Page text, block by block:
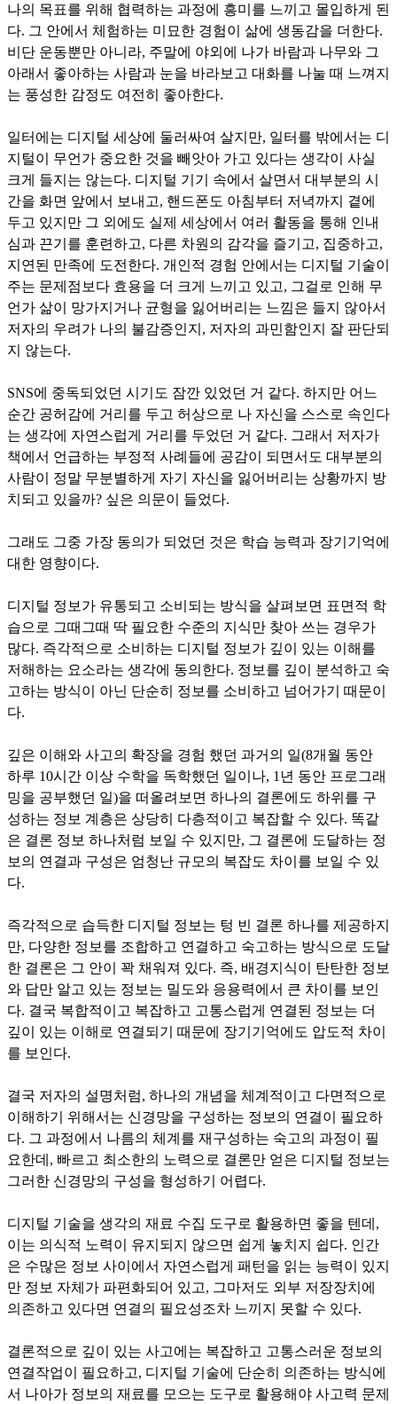
나의 목표를 위해 협력하는 과정에 흥미를 느끼고 몰입하게 된
다. 그 안에서 체험하는 미묘한 경험이 삶에 생동감을 더한다.
비단 운동뿐만 아니라, 주말에 야외에 나가 바람과 나무와 그
아래서 좋아하는 사람과 눈을 바라보고 대화를 나눌 때 느껴지
는 풍성한 감정도 여전히 좋아한다.
일터에는 디지털 세상에 둘러싸여 살지만, 일터를 밖에서는 디
지털이 무언가 중요한 것을 빼앗아 가고 있다는 생각이 사실
크게 들지는 않는다. 디지털 기기 속에서 살면서 대부분의 시
간을 화면 앞에서 보내고, 핸드폰도 아침부터 저녁까지 곁에
두고 있지만 그 외에도 실제 세상에서 여러 활동을 통해 인내
심과 끈기를 훈련하고, 다른 차원의 감각을 즐기고, 집중하고,
지연된 만족에 도전한다. 개인적 경험 안에서는 디지털 기술이
주는 문제점보다 효용을 더 크게 느끼고 있고, 그걸로 인해 무
언가 삶이 망가지거나 균형을 잃어버리는 느낌은 들지 않아서
저자의 우려가 나의 불감증인지, 저자의 과민함인지 잘 판단되
지 않는다.
SNS에 중독되었던 시기도 잠깐 있었던 거 같다. 하지만 어느
순간 공허감에 거리를 두고 허상으로 나 자신을 스스로 속인다
는 생각에 자연스럽게 거리를 두었던 거 같다. 그래서 저자가
책에서 언급하는 부정적 사례들에 공감이 되면서도 대부분의
사람이 정말 무분별하게 자기 자신을 잃어버리는 상황까지 방
치되고 있을까? 싶은 의문이 들었다.
그래도 그중 가장 동의가 되었던 것은 학습 능력과 장기기억에
대한 영향이다.
디지털 정보가 유통되고 소비되는 방식을 살펴보면 표면적 학
습으로 그때그때 딱 필요한 수준의 지식만 찾아 쓰는 경우가
많다. 즉각적으로 소비하는 디지털 정보가 깊이 있는 이해를
저해하는 요소라는 생각에 동의한다. 정보를 깊이 분석하고 숙
고하는 방식이 아닌 단순히 정보를 소비하고 넘어가기 때문이
다.
깊은 이해와 사고의 확장을 경험 했던 과거의 일(8개월 동안
하루 10시간 이상 수학을 독학했던 일이나, 1년 동안 프로그래
밍을 공부했던 일)을 떠올려보면 하나의 결론에도 하위를 구
성하는 정보 계층은 상당히 다층적이고 복잡할 수 있다. 똑같
은 결론 정보 하나처럼 보일 수 있지만, 그 결론에 도달하는 정
보의 연결과 구성은 엄청난 규모의 복잡도 차이를 보일 수 있
다.
즉각적으로 습득한 디지털 정보는 텅 빈 결론 하나를 제공하지
만, 다양한 정보를 조합하고 연결하고 숙고하는 방식으로 도달
한 결론은 그 안이 꽉 채워져 있다. 즉, 배경지식이 탄탄한 정보
와 답만 알고 있는 정보는 밀도와 응용력에서 큰 차이를 보인
다. 결국 복합적이고 복잡하고 고통스럽게 연결된 정보는 더
깊이 있는 이해로 연결되기 때문에 장기기억에도 압도적 차이
를 보인다.
결국 저자의 설명처럼, 하나의 개념을 체계적이고 다면적으로
이해하기 위해서는 신경망을 구성하는 정보의 연결이 필요하
다. 그 과정에서 나름의 체계를 재구성하는 숙고의 과정이 필
요한데, 빠르고 최소한의 노력으로 결론만 얻은 디지털 정보는
그러한 신경망의 구성을 형성하기 어렵다.
디지털 기술을 생각의 재료 수집 도구로 활용하면 좋을 텐데,
이는 의식적 노력이 유지되지 않으면 쉽게 놓치지 쉽다. 인간
은 수많은 정보 사이에서 자연스럽게 패턴을 읽는 능력이 있지
만 정보 자체가 파편화되어 있고, 그마저도 외부 저장장치에
의존하고 있다면 연결의 필요성조차 느끼지 못할 수 있다.
결론적으로 깊이 있는 사고에는 복잡하고 고통스러운 정보의
연결작업이 필요하고, 디지털 기술에 단순히 의존하는 방식에
서 나아가 정보의 재료를 모으는 도구로 활용해야 사고력 문제